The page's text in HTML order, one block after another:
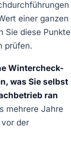
einer ganzen
Sie diese Punkte
prüfen.
Wintercheck-
was Sie selbst
ran
mehrere Jahre
der